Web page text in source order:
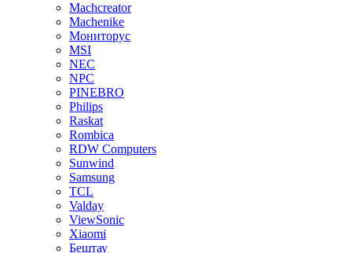
Machcreator
Machenike
Мониторус
MSI
NEC
NPC
PINEBRO
Philips
Raskat
Rombica
RDW Computers
Sunwind
Samsung
TCL
Valday
ViewSonic
Xiaomi
Бештау